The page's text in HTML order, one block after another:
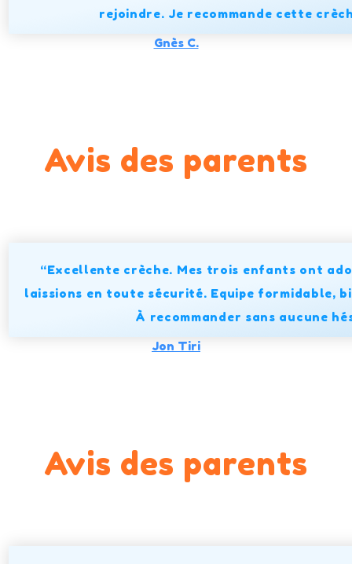
rejoindre. Je recommande cette
Gnès C.
Avis des parents
“Excellente crèche. Mes trois enfants ont
laissions en toute sécurité. Equipe formidable,
À recommander sans aucune
Jon Tiri
Avis des parents